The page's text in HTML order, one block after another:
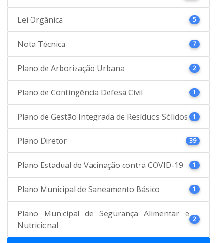
Lei Orgânica 5
Nota Técnica 7
Plano de Arborização Urbana 2
Plano de Contingência Defesa Civil 1
Plano de Gestão Integrada de Resíduos Sólidos 1
Plano Diretor 39
Plano Estadual de Vacinação contra COVID-19 1
Plano Municipal de Saneamento Básico 1
Plano Municipal de Segurança Alimentar e
Nutricional
2